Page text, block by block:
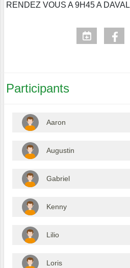
RENDEZ VOUS A 9H45 A DAVAL
Participants
Aaron
Augustin
Gabriel
Kenny
Lilio
Loris